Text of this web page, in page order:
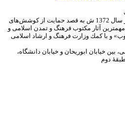
مؤسسه پژوهشی میراث مكتوب در سال 1372 ش به قصد حمایت از كوشش‌های
آثار مكتوب فرهنگ و تمدن اسلامی و
و با كمك وزارت فرهنگ و ارشاد اسلامی
بین خیابان ابوریحان و خیابان دانشگاه،